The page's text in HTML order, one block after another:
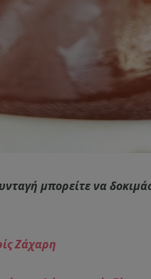
μπορείτε να
Ζάχαρη